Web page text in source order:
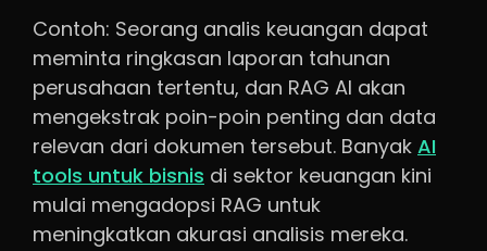
Contoh: Seorang analis keuangan dapat
meminta ringkasan laporan tahunan
perusahaan tertentu, dan RAG AI akan
mengekstrak poin-poin penting dan data
relevan dari dokumen tersebut. Banyak AI
tools untuk bisnis di sektor keuangan kini
mulai mengadopsi RAG untuk
meningkatkan akurasi analisis mereka.